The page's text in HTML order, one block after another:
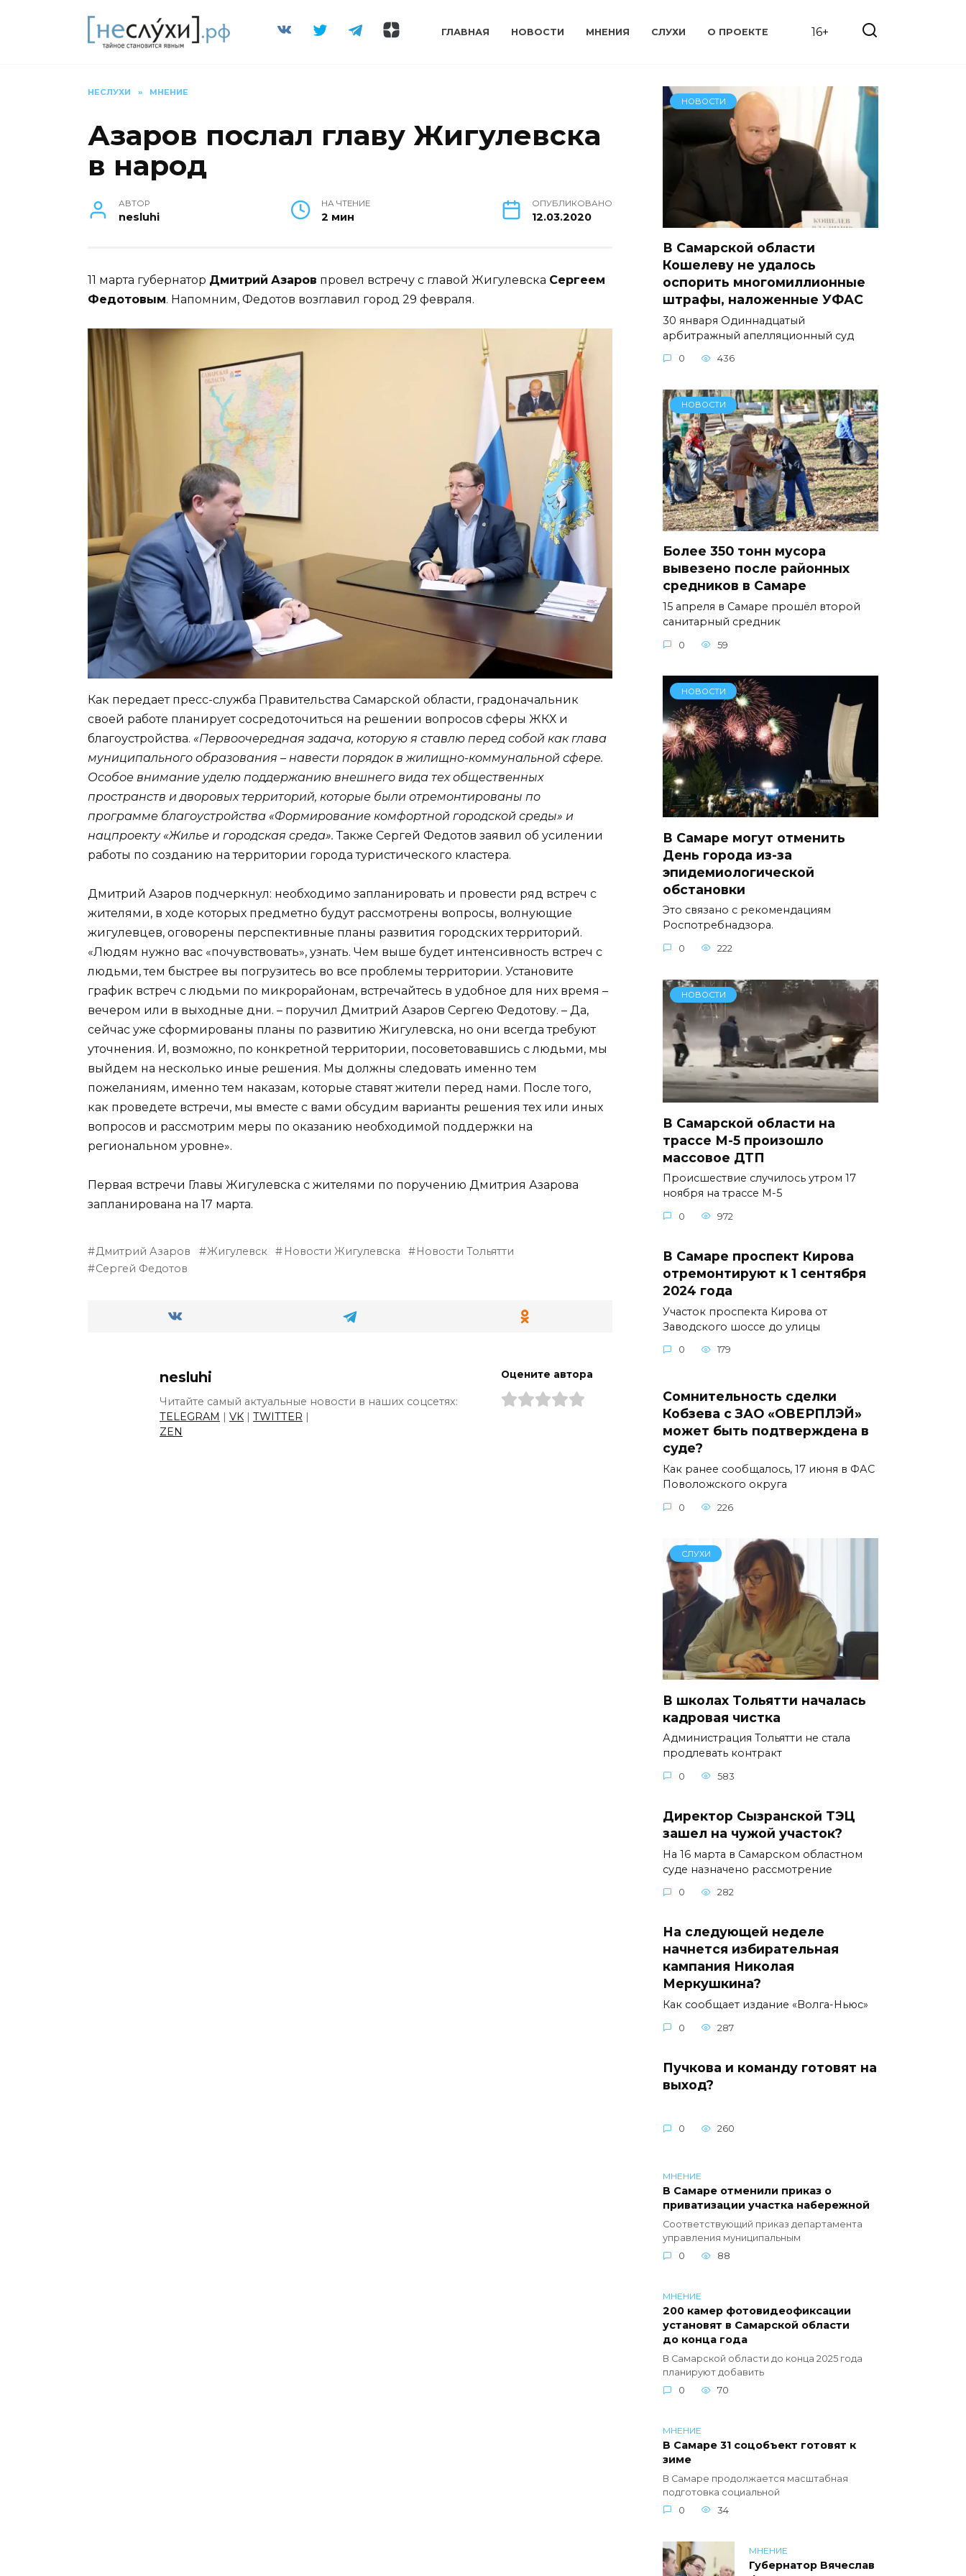
ГЛАВНАЯ НОВОСТИ МНЕНИЯ СЛУХИ О ПРОЕКТЕ 16+
НЕСЛУХИ » МНЕНИЕ
Азаров послал главу Жигулевска
в народ
АВТОР
nesluhi
НА ЧТЕНИЕ
2 мин
ОПУБЛИКОВАНО
12.03.2020
11 марта губернатор Дмитрий Азаров провел встречу с главой Жигулевска Сергеем
Федотовым. Напомним, Федотов возглавил город 29 февраля.
Как передает пресс-служба Правительства Самарской области, градоначальник
своей работе планирует сосредоточиться на решении вопросов сферы ЖКХ и
благоустройства. «Первоочередная задача, которую я ставлю перед собой как глава
муниципального образования – навести порядок в жилищно-коммунальной сфере.
Особое внимание уделю поддержанию внешнего вида тех общественных
пространств и дворовых территорий, которые были отремонтированы по
программе благоустройства «Формирование комфортной городской среды» и
нацпроекту «Жилье и городская среда». Также Сергей Федотов заявил об усилении
работы по созданию на территории города туристического кластера.
Дмитрий Азаров подчеркнул: необходимо запланировать и провести ряд встреч с
жителями, в ходе которых предметно будут рассмотрены вопросы, волнующие
жигулевцев, оговорены перспективные планы развития городских территорий.
«Людям нужно вас «почувствовать», узнать. Чем выше будет интенсивность встреч с
людьми, тем быстрее вы погрузитесь во все проблемы территории. Установите
график встреч с людьми по микрорайонам, встречайтесь в удобное для них время –
вечером или в выходные дни. – поручил Дмитрий Азаров Сергею Федотову. – Да,
сейчас уже сформированы планы по развитию Жигулевска, но они всегда требуют
уточнения. И, возможно, по конкретной территории, посоветовавшись с людьми, мы
выйдем на несколько иные решения. Мы должны следовать именно тем
пожеланиям, именно тем наказам, которые ставят жители перед нами. После того,
как проведете встречи, мы вместе с вами обсудим варианты решения тех или иных
вопросов и рассмотрим меры по оказанию необходимой поддержки на
региональном уровне».
Первая встречи Главы Жигулевска с жителями по поручению Дмитрия Азарова
запланирована на 17 марта.
Дмитрий Азаров Жигулевск Новости Жигулевска
Новости Тольятти
Сергей Федотов
nesluhi
Читайте самый актуальные новости в наших соцсетях:
TELEGRAM
VK TWITTER
ZEN
Оцените автора
НОВОСТИ
В Самарской области
Кошелеву не удалось
оспорить многомиллионные
штрафы, наложенные УФАС
30 января Одиннадцатый
арбитражный апелляционный суд
0 436
НОВОСТИ
Более 350 тонн мусора
вывезено после районных
средников в Самаре
15 апреля в Самаре прошёл второй
санитарный средник
0 59
НОВОСТИ
В Самаре могут отменить
День города из-за
эпидемиологической
обстановки
Это связано с рекомендациям
Роспотребнадзора.
0 222
НОВОСТИ
В Самарской области на
трассе М-5 произошло
массовое ДТП
Происшествие случилось утром 17
ноября на трассе М-5
0 972
В Самаре проспект Кирова
отремонтируют к 1 сентября
2024 года
Участок проспекта Кирова от
Заводского шоссе до улицы
0 179
Сомнительность сделки
Кобзева с ЗАО «ОВЕРПЛЭЙ»
может быть подтверждена в
суде?
Как ранее сообщалось, 17 июня в ФАС
Поволожского округа
0 226
СЛУХИ
В школах Тольятти началась
кадровая чистка
Администрация Тольятти не стала
продлевать контракт
0 583
Директор Сызранской ТЭЦ
зашел на чужой участок?
На 16 марта в Самарском областном
суде назначено рассмотрение
0 282
На следующей неделе
начнется избирательная
кампания Николая
Меркушкина?
Как сообщает издание «Волга-Ньюс»
0 287
Пучкова и команду готовят на
выход?
0 260
МНЕНИЕ
В Самаре отменили приказ о
приватизации участка набережной
Соответствующий приказ департамента
управления муниципальным
0
88
МНЕНИЕ
200 камер фотовидеофиксации
установят в Самарской области
до конца года
В Самарской области до конца 2025 года
планируют добавить
0
70
МНЕНИЕ
В Самаре 31 соцобъект готовят к
зиме
В Самаре продолжается масштабная
подготовка социальной
0
34
МНЕНИЕ
Губернатор Вячеслав